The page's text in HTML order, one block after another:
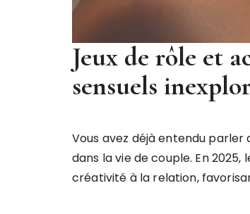
Jeux de rôle et
sensuels
Vous avez déjà entendu parler
dans la vie de couple. En
créativité à la relation,